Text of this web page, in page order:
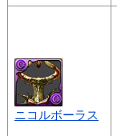
ニコルボーラス